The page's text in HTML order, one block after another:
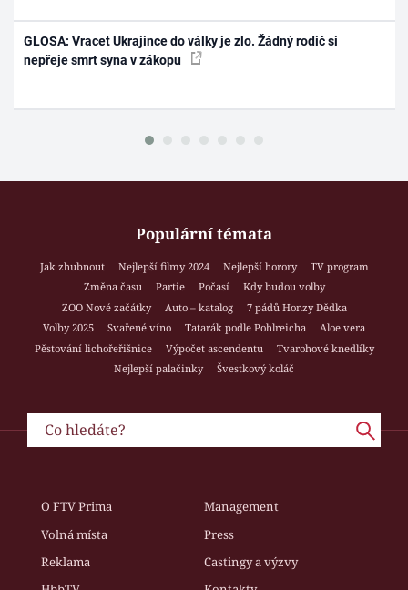
GLOSA: Vracet Ukrajince do války je zlo. Žádný rodič si
nepřeje smrt syna v zákopu
Populární témata
Jak zhubnout Nejlepší filmy 2024 Nejlepší horory
TV program
Změna času
Partie Počasí
Kdy budou volby
ZOO Nové začátky
Auto – katalog
7 pádů Honzy Dědka
Volby 2025
Svařené víno Tatarák podle Pohlreicha
Aloe vera
Pěstování lichořeřišnice
Výpočet ascendentu
Tvarohové knedlíky
Nejlepší palačinky
Švestkový koláč
O FTV Prima
Management
Volná místa
Press
Reklama
Castingy a výzvy